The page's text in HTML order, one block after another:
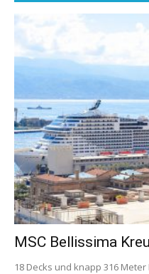
MSC Bellissima
18 Decks und knapp 316